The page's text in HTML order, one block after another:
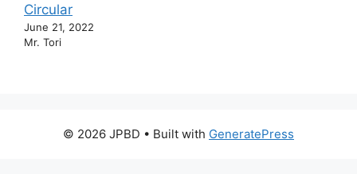
Circular
June 21, 2022
Mr. Tori
© 2026 JPBD • Built with GeneratePress